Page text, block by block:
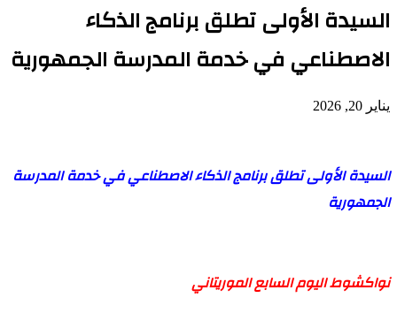
السيدة الأولى تطلق برنامج الذكاء
الاصطناعي في خدمة المدرسة الجمهورية
يناير 20, 2026
السيدة الأولى تطلق برنامج الذكاء الاصطناعي في خدمة المدرسة
الجمهورية
نواكشوط اليوم السابع الموريتاني